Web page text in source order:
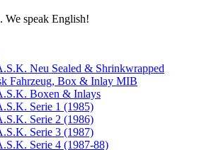
We speak English!
Neu Sealed & Shrinkwrapped
Fahrzeug, Box & Inlay MIB
Boxen & Inlays
Serie 1 (1985)
Serie 2 (1986)
Serie 3 (1987)
Serie 4 (1987-88)